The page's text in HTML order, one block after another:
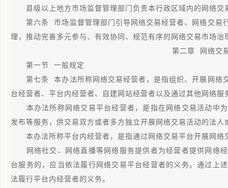
县级以上地方市场监督管理部门负责本行政区域内的网络交
第六条 市场监督管理部门引导网络交易经营者、网络交易
理，推动完善多元参与、有效协同、规范有序的网络交易市场治
第二章 网络交
第一节 一般规定
第七条 本办法所称网络交易经营者，是指组织、开展网络
台经营者、平台内经营者、自建网站经营者以及通过其他网络
本办法所称网络交易平台经营者，是指在网络交易活动中
发布等服务，供交易双方或者多方独立开展网络交易活动的法人
本办法所称平台内经营者，是指通过网络交易平台开展网络
网络社交、网络直播等网络服务提供者为经营者提供网络
台服务的，应当依法履行网络交易平台经营者的义务。通过上
法履行平台内经营者的义务。